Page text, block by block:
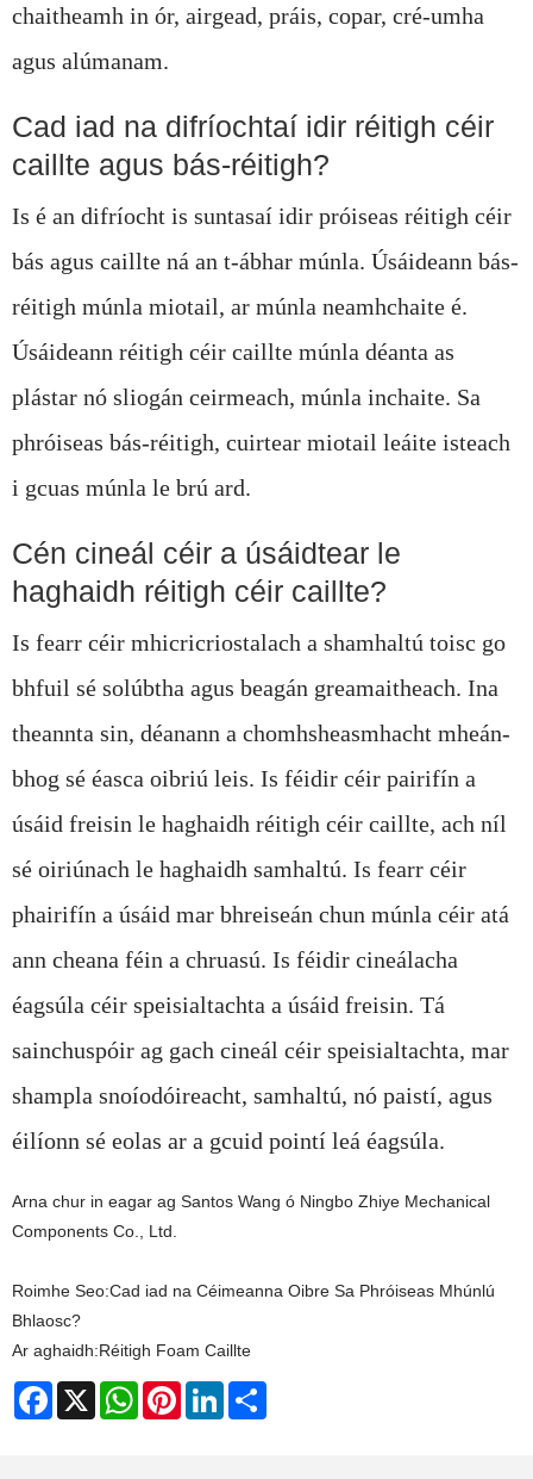
chaitheamh in ór, airgead, práis, copar, cré-umha
agus alúmanam.
Cad iad na difríochtaí idir réitigh céir
caillte agus bás-réitigh?
Is é an difríocht is suntasaí idir próiseas réitigh céir
bás agus caillte ná an t-ábhar múnla. Úsáideann bás-
réitigh múnla miotail, ar múnla neamhchaite é.
Úsáideann réitigh céir caillte múnla déanta as
plástar nó sliogán ceirmeach, múnla inchaite. Sa
phróiseas bás-réitigh, cuirtear miotail leáite isteach
i gcuas múnla le brú ard.
Cén cineál céir a úsáidtear le
haghaidh réitigh céir caillte?
Is fearr céir mhicricriostalach a shamhaltú toisc go
bhfuil sé solúbtha agus beagán greamaitheach. Ina
theannta sin, déanann a chomhsheasmhacht mheán-
bhog sé éasca oibriú leis. Is féidir céir pairifín a
úsáid freisin le haghaidh réitigh céir caillte, ach níl
sé oiriúnach le haghaidh samhaltú. Is fearr céir
phairifín a úsáid mar bhreiseán chun múnla céir atá
ann cheana féin a chruasú. Is féidir cineálacha
éagsúla céir speisialtachta a úsáid freisin. Tá
sainchuspóir ag gach cineál céir speisialtachta, mar
shampla snoíodóireacht, samhaltú, nó paistí, agus
éilíonn sé eolas ar a gcuid pointí leá éagsúla.
Arna chur in eagar ag Santos Wang ó Ningbo Zhiye Mechanical
Components Co., Ltd.
Roimhe Seo:Cad iad na Céimeanna Oibre Sa Phróiseas Mhúnlú
Bhlaosc?
Ar aghaidh:Réitigh Foam Caillte
Facebook
X WhatsAppPinterestLinkedIn